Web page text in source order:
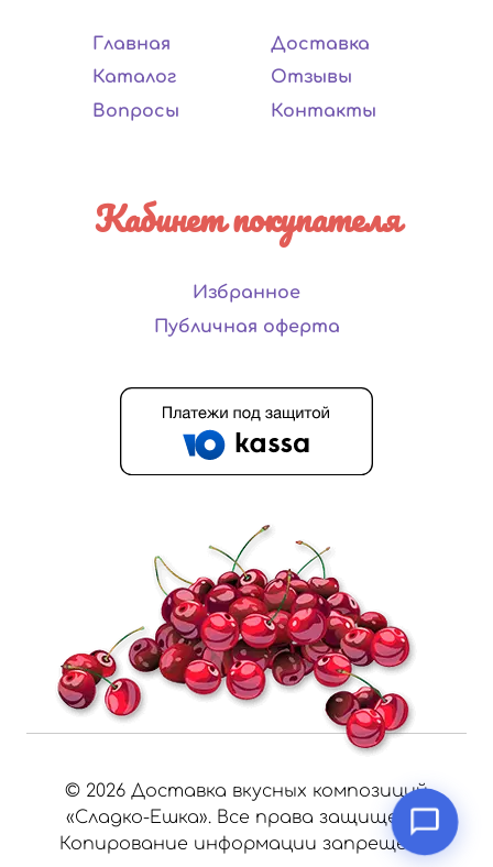
Главная
Каталог
Вопросы
Доставка
Отзывы
Контакты
Кабинет покупателя
Избранное
Публичная оферта
© 2026 Доставка вкусных композиций
«Сладко-Ешка». Все права защищены.
Копирование информации запрещено.